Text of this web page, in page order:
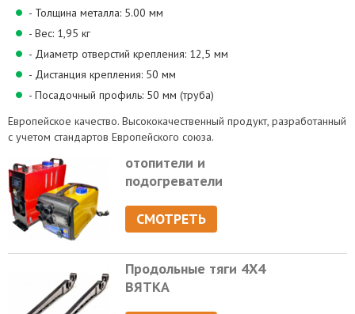
- Толщина металла: 5.00 мм
- Вес: 1,95 кг
- Диаметр отверстий крепления: 12,5 мм
- Дистанция крепления: 50 мм
- Посадочный профиль: 50 мм (труба)
Европейское качество. Высококачественный продукт, разработанный
с учетом стандартов Европейского союза.
отопители и
подогреватели
СМОТРЕТЬ
Продольные тяги 4Х4
ВЯТКА